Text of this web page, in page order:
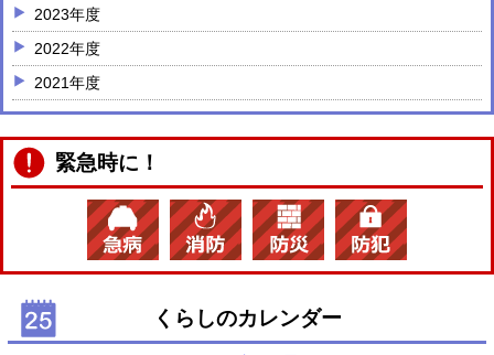
2023年度
2022年度
2021年度
緊急時に！
くらしのカレンダー